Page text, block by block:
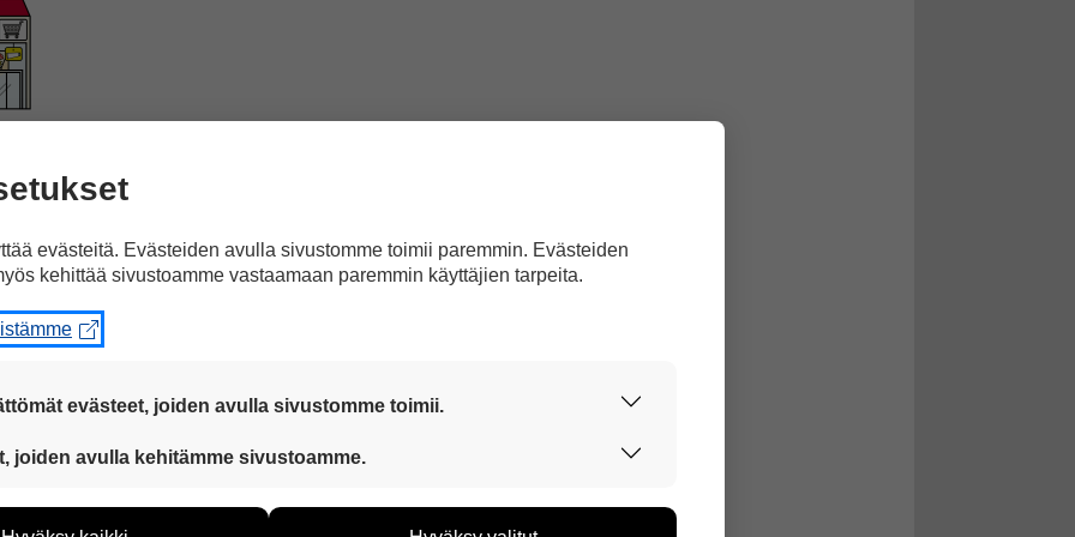
lähtien.
evästeitä. Evästeiden avulla sivustomme toimii paremmin. Evästeiden
kehittää sivustoamme vastaamaan paremmin käyttäjien tarpeita.
evästeet, joiden avulla sivustomme toimii.
ovat aina käytössä, jotta sivustoamme voi käyttää sujuvasti ja turvallisesti.
joiden avulla kehitämme sivustoamme.
sivustoamme vastaamaan paremmin käyttäjien tarpeita. Tietoa kerätään